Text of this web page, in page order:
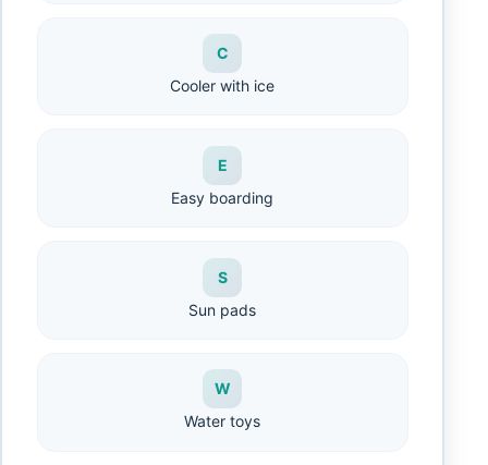
C
Cooler with ice
E
Easy boarding
S
Sun pads
W
Water toys